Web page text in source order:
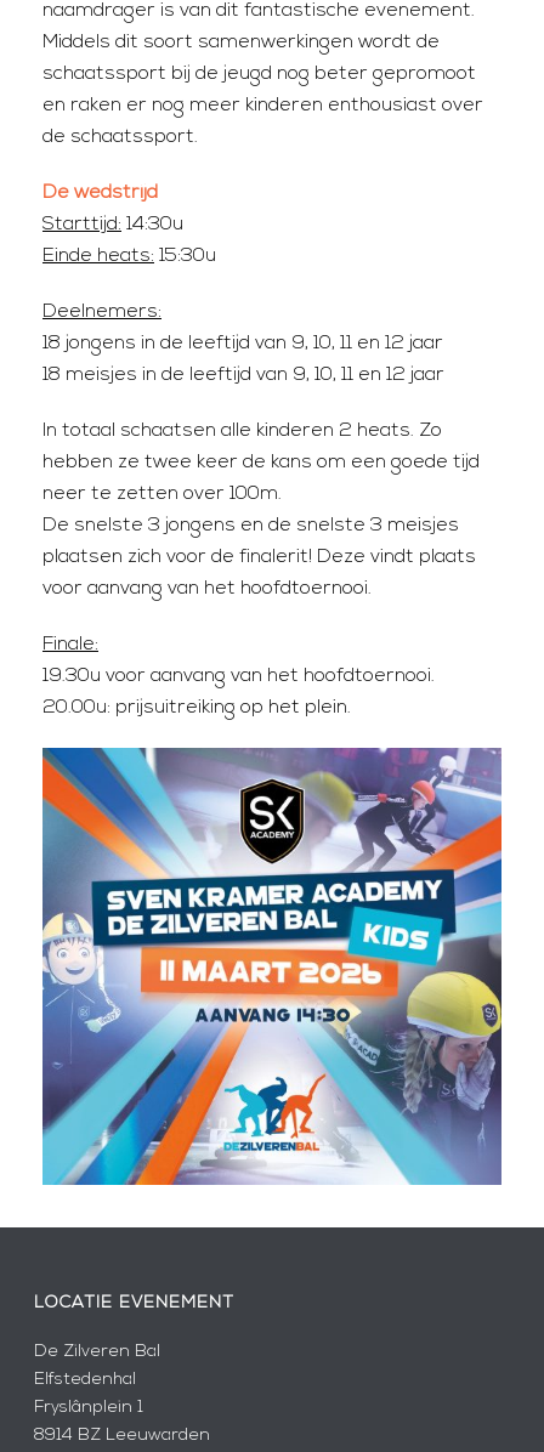
naamdrager is van dit fantastische evenement.
Middels dit soort samenwerkingen wordt de
schaatssport bij de jeugd nog beter gepromoot
en raken er nog meer kinderen enthousiast over
de schaatssport.
De wedstrijd
Starttijd: 14:30u
Einde heats: 15:30u
Deelnemers:
18 jongens in de leeftijd van 9, 10, 11 en 12 jaar
18 meisjes in de leeftijd van 9, 10, 11 en 12 jaar
In totaal schaatsen alle kinderen 2 heats. Zo
hebben ze twee keer de kans om een goede tijd
neer te zetten over 100m.
De snelste 3 jongens en de snelste 3 meisjes
plaatsen zich voor de finalerit! Deze vindt plaats
voor aanvang van het hoofdtoernooi.
Finale:
19.30u voor aanvang van het hoofdtoernooi.
20.00u: prijsuitreiking op het plein.
LOCATIE EVENEMENT
De Zilveren Bal
Elfstedenhal
Fryslânplein 1
8914 BZ Leeuwarden